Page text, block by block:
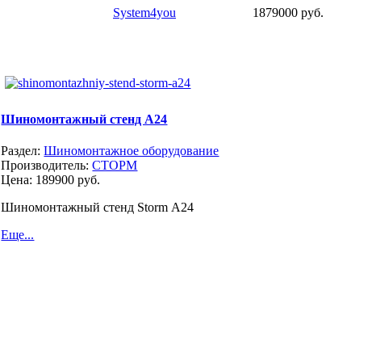
System4you 1879000 руб.
Шиномонтажный стенд А24
Раздел:Шиномонтажное оборудование
Производитель:СТОРМ
Цена: 189900 руб.
Шиномонтажный стенд Storm А24
Еще...